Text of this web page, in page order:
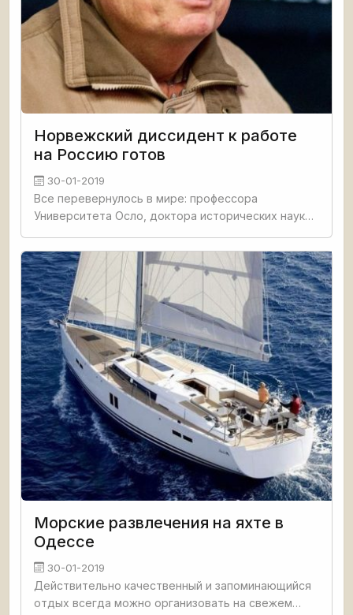
Норвежский диссидент к работе
на Россию готов
30-01-2019
Все перевернулось в мире: профессора
Университета Осло, доктора исторических наук
Нистад годами не может найти работу и пишет
статьи в небольшие газеты за
Морские развлечения на яхте в
Одессе
30-01-2019
Действительно качественный и запоминающийся
отдых всегда можно организовать на свежем